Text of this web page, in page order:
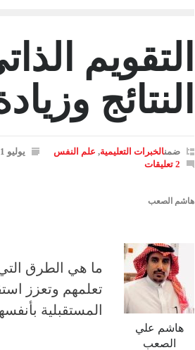
التقويم
النتائج
ضمنالخبرات التعليمية, علم النفس يوليو 31, 2020
2 تعليقات
هاشم الصعب
ما هي الطرق
تعلمهم وتعزز
المستقبلية
هاشم علي
الصعب